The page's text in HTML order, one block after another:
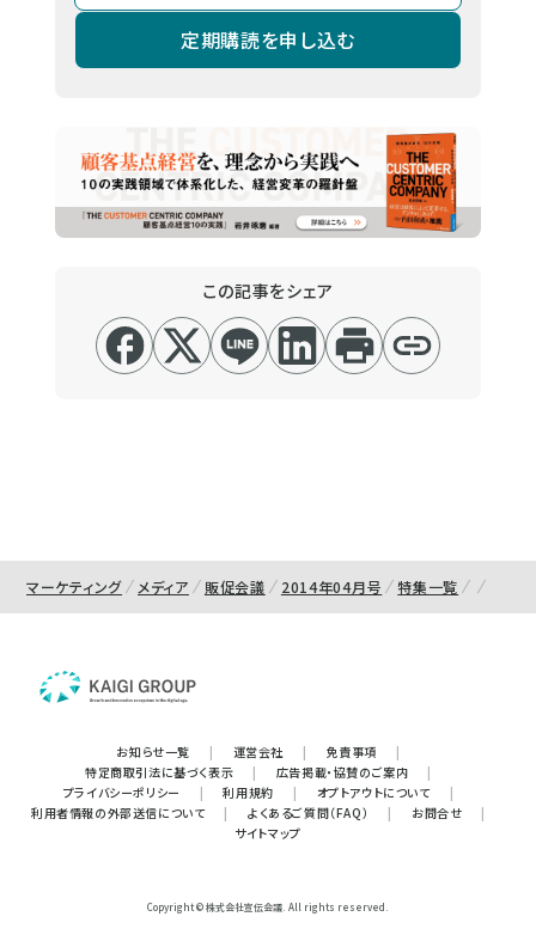
定期購読を申し込む
この記事をシェア
マーケティング メディア 販促会議 2014年04月号 特集一覧
お知らせ一覧 | 運営会社 | 免責事項
|
特定商取引法に基づく表示
| 広告掲載・協賛のご案内
|
プライバシーポリシー
| 利用規約 | オプトアウトについて
|
利用者情報の外部送信について
| よくあるご質問（FAQ） | お問合せ
|
サイトマップ
Copyright © 株式会社宣伝会議. All rights reserved.